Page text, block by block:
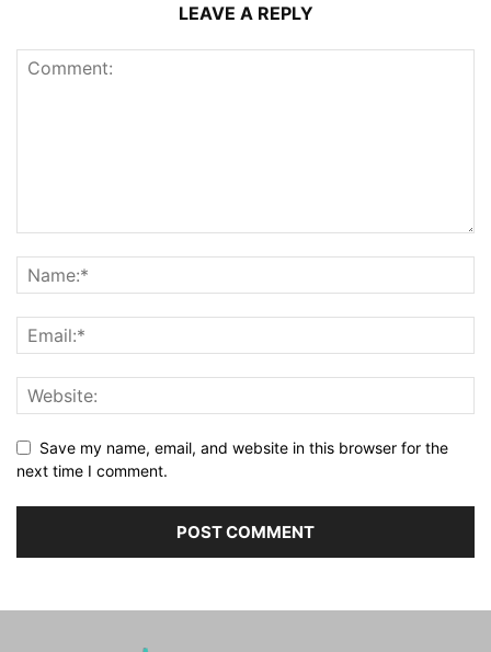
LEAVE A REPLY
Save my name, email, and website in this browser for the
next time I comment.